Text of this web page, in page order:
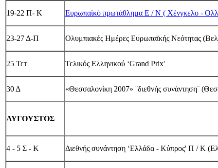
19-22 Π- Κ Ευρωπαϊκό πρωτάθλημα Ε / Ν ( Χένγκελο -
23-27 Δ-Π Ολυμπιακές Ημέρες Ευρωπαϊκής Νεότητας
25 Τετ Τελικός Ελληνικού ‘Grand Prix'
30 Δ «Θεσσαλονίκη 2007» ¨διεθνής συνάντηση¨
ΑΥΓΟΥΣΤΟΣ
4 - 5 Σ - Κ Διεθνής συνάντηση ‘Ελλάδα - Kύπρος' Π / Κ